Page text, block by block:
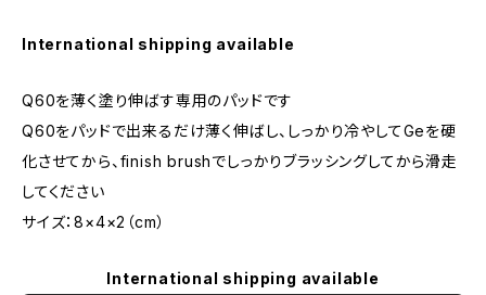
International shipping available
Q60を薄く塗り伸ばす専用のパッドです
Q60をパッドで出来るだけ薄く伸ばし、しっかり冷やしてGeを硬
化させてから、finish brushでしっかりブラッシングしてから滑走
してください
サイズ：8×4×2（cm）
International shipping available